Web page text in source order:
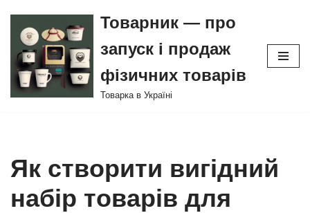
Перейти
до
вмісту
Товарник — про
запуск і продаж
фізичних товарів
Товарка в Україні
Як створити вигідний
набір товарів для